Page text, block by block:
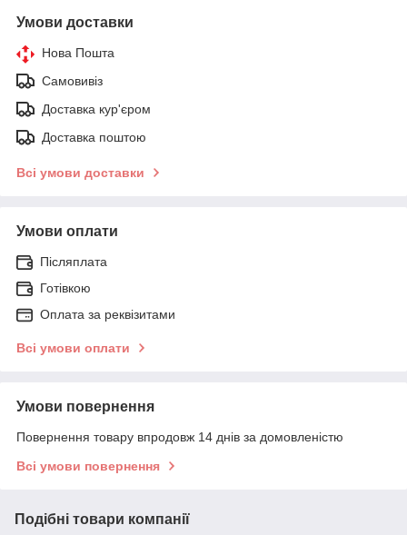
Умови доставки
Нова Пошта
Самовивіз
Доставка кур'єром
Доставка поштою
Всі умови доставки
Умови оплати
Післяплата
Готівкою
Оплата за реквізитами
Всі умови оплати
Умови повернення
Повернення товару впродовж 14 днів за домовленістю
Всі умови повернення
Подібні товари компанії